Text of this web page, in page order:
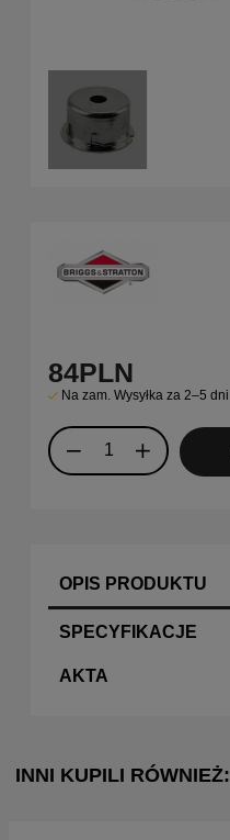
84PLN
Na zam. Wysyłka za 2–5 dni
OPIS PRODUKTU
SPECYFIKACJE
AKTA
INNI KUPILI RÓWNIEŻ: